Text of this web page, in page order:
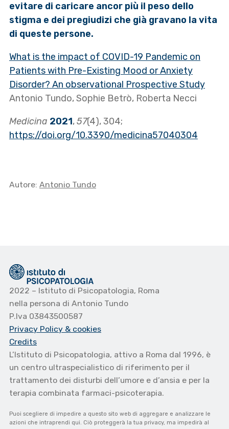
evitare di caricare ancor più il peso dello
stigma e dei pregiudizi che già gravano la vita
di queste persone.
What is the impact of COVID-19 Pandemic on
Patients with Pre-Existing Mood or Anxiety
Disorder? An observational Prospective Study
Antonio Tundo, Sophie Betrò, Roberta Necci
Medicina 2021,57(4), 304;
https://doi.org/10.3390/medicina57040304
Autore: Antonio Tundo
2022 – Istituto di Psicopatologia, Roma
nella persona di Antonio Tundo
P.Iva 03843500587
Privacy Policy & cookies
Credits
L’Istituto di Psicopatologia, attivo a Roma dal 1996, è
un centro ultraspecialistico di riferimento per il
trattamento dei disturbi dell’umore e d’ansia e per la
terapia combinata farmaci-psicoterapia.
Puoi scegliere di impedire a questo sito web di aggregare e analizzare le
azioni che intraprendi qui. Ciò proteggerà la tua privacy, ma impedirà al